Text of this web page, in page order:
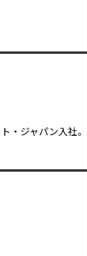
ジャパン入社